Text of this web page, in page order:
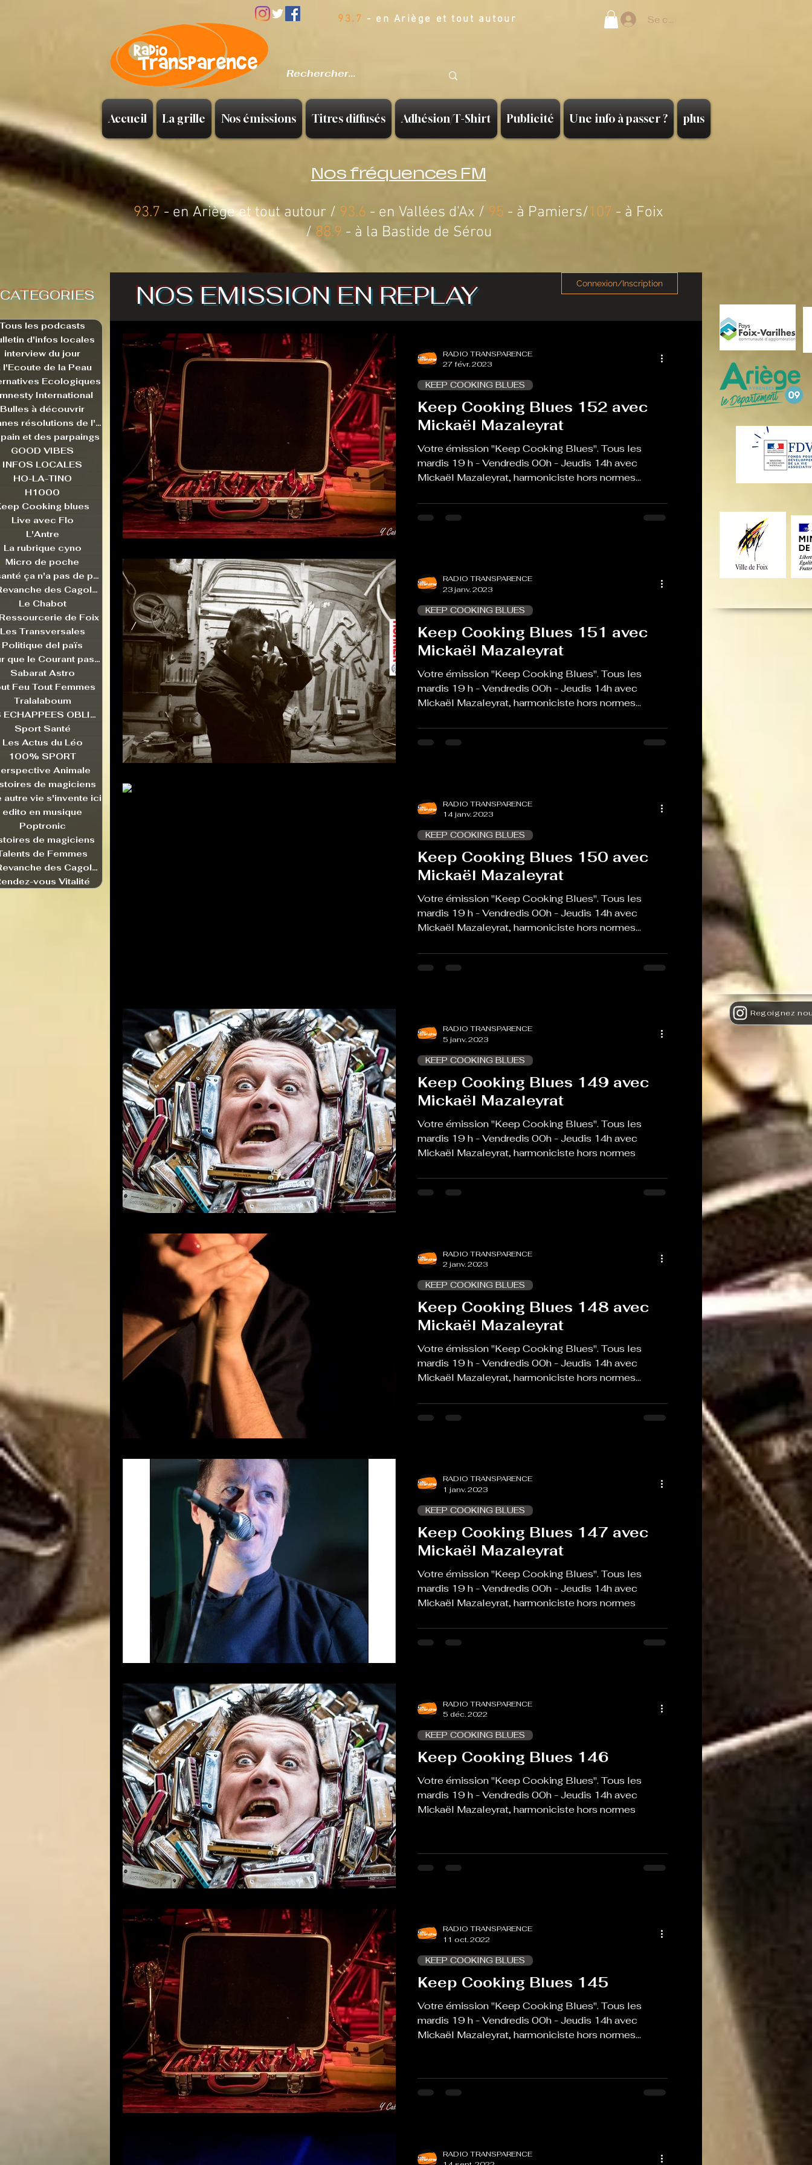
Accueil La grille Nos émissions Titres diffusés Adhésion/T-Shirt Publicité Une info à passer ? plus
93.7 - en Ariège et tout autour Se connecter
Nos fréquences FM
93.7 - en Ariège et tout autour / 93.6 - en Vallées d'Ax / 95 - à Pamiers/107 - à Foix
/88.9 - à la Bastide de Sérou
CATEGORIES
Tous les podcasts
d'infos locales
interview du jour
l'Ecoute de la Peau
Ecologiques
International
Bulles à découvrir
Bonnes résolutions de l'autruche
et des parpaings
GOOD VIBES
INFOS LOCALES
HO-LA-TINO
H1000
Cooking blues
Live avec Flo
L'Antre
La rubrique cyno
Micro de poche
La santé ça n'a pas de prix
La Revanche des Cagoles
Le Chabot
de Foix
Les Transversales
Politique del païs
Pour que le Courant passe entre nou
Sabarat Astro
Feu Tout Femmes
Tralalaboum
LES ECHAPPEES OBLIQUES
Sport Santé
Les Actus du Léo
100% SPORT
Animale
de magiciens
autre vie s'invente ici
edito en musique
Poptronic
de magiciens
de Femmes
La Revanche des Cagoles
vous Vitalité
Connexion/Inscription
Keep Cooking Blues 152 avec
Mickaël Mazaleyrat
Votre émission "Keep Cooking Blues". Tous les
mardis 19 h - Vendredis 00h - Jeudis 14h avec
Mickaël Mazaleyrat, harmoniciste hors normes...
KEEP COOKING BLUES
RADIO TRANSPARENCE
27 févr. 2023
Keep Cooking Blues 151 avec
Mickaël Mazaleyrat
Votre émission "Keep Cooking Blues". Tous les
mardis 19 h - Vendredis 00h - Jeudis 14h avec
Mickaël Mazaleyrat, harmoniciste hors normes...
KEEP COOKING BLUES
RADIO TRANSPARENCE
23 janv. 2023
Keep Cooking Blues 150 avec
Mickaël Mazaleyrat
Votre émission "Keep Cooking Blues". Tous les
mardis 19 h - Vendredis 00h - Jeudis 14h avec
Mickaël Mazaleyrat, harmoniciste hors normes...
KEEP COOKING BLUES
RADIO TRANSPARENCE
14 janv. 2023
Keep Cooking Blues 149 avec
Mickaël Mazaleyrat
Votre émission "Keep Cooking Blues". Tous les
mardis 19 h - Vendredis 00h - Jeudis 14h avec
Mickaël Mazaleyrat, harmoniciste hors normes
KEEP COOKING BLUES
RADIO TRANSPARENCE
5 janv. 2023
Keep Cooking Blues 148 avec
Mickaël Mazaleyrat
Votre émission "Keep Cooking Blues". Tous les
mardis 19 h - Vendredis 00h - Jeudis 14h avec
Mickaël Mazaleyrat, harmoniciste hors normes...
KEEP COOKING BLUES
RADIO TRANSPARENCE
2 janv. 2023
Keep Cooking Blues 147 avec
Mickaël Mazaleyrat
Votre émission "Keep Cooking Blues". Tous les
mardis 19 h - Vendredis 00h - Jeudis 14h avec
Mickaël Mazaleyrat, harmoniciste hors normes
KEEP COOKING BLUES
RADIO TRANSPARENCE
1 janv. 2023
Keep Cooking Blues 146
Votre émission "Keep Cooking Blues". Tous les
mardis 19 h - Vendredis 00h - Jeudis 14h avec
Mickaël Mazaleyrat, harmoniciste hors normes
KEEP COOKING BLUES
RADIO TRANSPARENCE
5 déc. 2022
Keep Cooking Blues 145
Votre émission "Keep Cooking Blues". Tous les
mardis 19 h - Vendredis 00h - Jeudis 14h avec
Mickaël Mazaleyrat, harmoniciste hors normes...
KEEP COOKING BLUES
RADIO TRANSPARENCE
11 oct. 2022
RADIO TRANSPARENCE
NOS EMISSION EN REPLAY